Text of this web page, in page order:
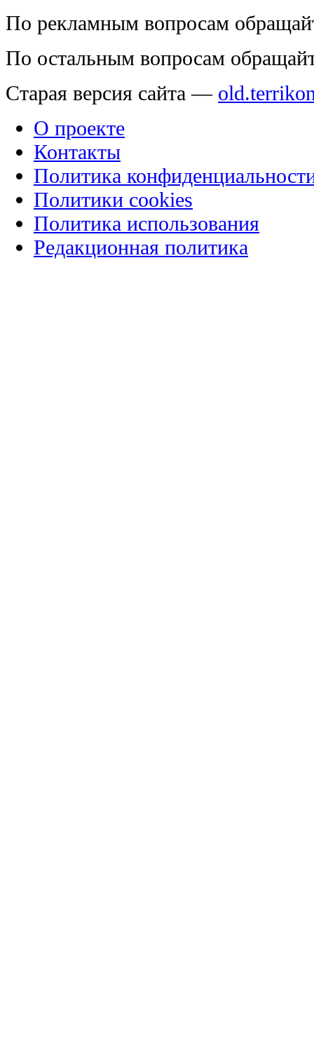
По рекламным вопросам
По остальным вопросам
Старая версия сайта —
О проекте
Контакты
Политика
Политики cookies
Политика использования
Редакционная политика